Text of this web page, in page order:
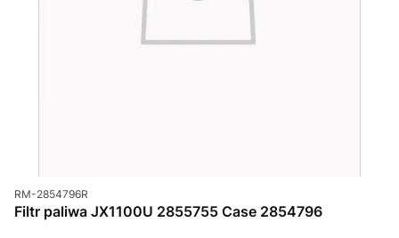
Kod produktu
RM-2854796R
Filtr paliwa JX1100U 2855755 Case 2854796